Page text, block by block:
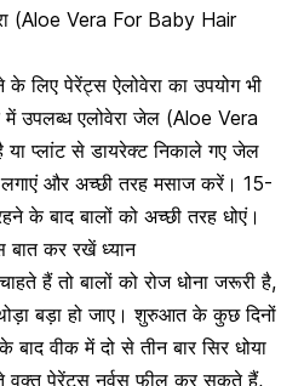
(Aloe Vera For Baby Hair
के लिए पेरेंट्सऐलोवेराका उपयोग भी
उपलब्ध एलोवेरा जेल (Aloe Vera
प्लांट से डायरेक्ट निकाले गए जेल
और अच्छी तरह मसाज करें। 15-
के बाद बालों को अच्छी तरह धोएं।
बात कर रखें ध्यान
हैंतो बालों को रोज धोना जरूरी है,
बड़ा हो जाए। शुरुआत के कुछ दिनों
वीक में दो से तीन बार सिर धोया
वक्त पेरेंट्स नर्वस फील कर सकते हैं,